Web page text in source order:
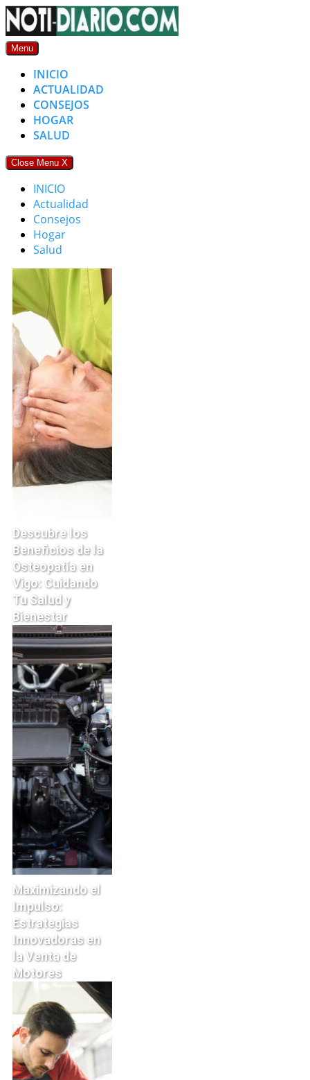
Skip
to
content
Menu
INICIO
ACTUALIDAD
CONSEJOS
HOGAR
SALUD
Close Menu X
INICIO
Actualidad
Consejos
Hogar
Salud
Descubre los
Beneficios de la
Osteopatía en
Vigo: Cuidando
Tu Salud y
Bienestar
Maximizando el
Impulso:
Estrategias
Innovadoras en
la Venta de
Motores